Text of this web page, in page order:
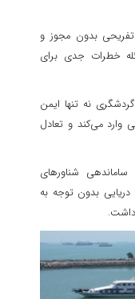
تفریحی بدون مجوز و
خطرات جدی برای
نه تنها ایمن
وارد می‌کند و تعادل
ساماندهی شناورهای
بدون توجه به